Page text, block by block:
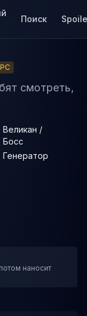
Поиск
смотреть,
Великан /
Босс
Генератор
наносит